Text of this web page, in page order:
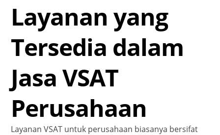
Layanan yang
Tersedia dalam
Jasa VSAT
Perusahaan
Layanan VSAT untuk perusahaan biasanya bersifat